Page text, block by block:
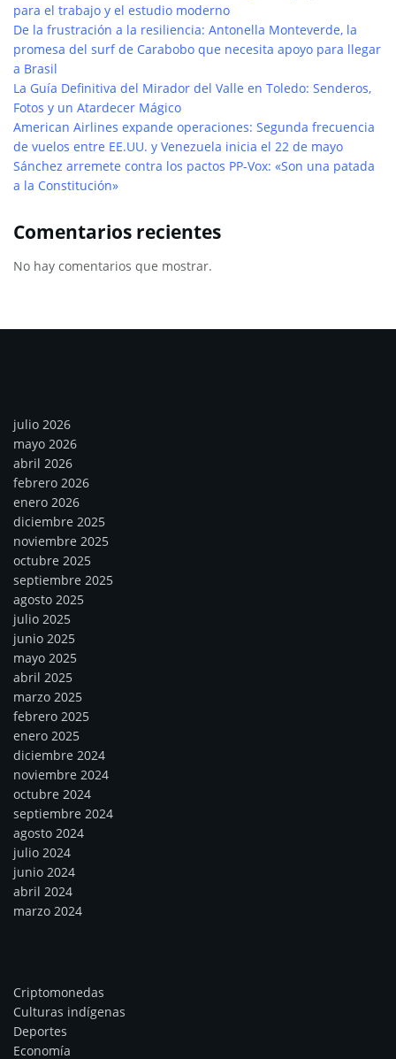
para el trabajo y el estudio moderno
De la frustración a la resiliencia: Antonella Monteverde, la
promesa del surf de Carabobo que necesita apoyo para llegar
a Brasil
La Guía Definitiva del Mirador del Valle en Toledo: Senderos,
Fotos y un Atardecer Mágico
American Airlines expande operaciones: Segunda frecuencia
de vuelos entre EE.UU. y Venezuela inicia el 22 de mayo
Sánchez arremete contra los pactos PP-Vox: «Son una patada
a la Constitución»
Comentarios recientes
No hay comentarios que mostrar.
julio 2026
mayo 2026
abril 2026
febrero 2026
enero 2026
diciembre 2025
noviembre 2025
octubre 2025
septiembre 2025
agosto 2025
julio 2025
junio 2025
mayo 2025
abril 2025
marzo 2025
febrero 2025
enero 2025
diciembre 2024
noviembre 2024
octubre 2024
septiembre 2024
agosto 2024
julio 2024
junio 2024
abril 2024
marzo 2024
Criptomonedas
Culturas indígenas
Deportes
Economía